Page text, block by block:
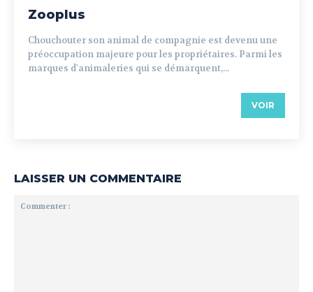
Zooplus
Chouchouter son animal de compagnie est devenu une
préoccupation majeure pour les propriétaires. Parmi les
marques d'animaleries qui se démarquent,...
VOIR
LAISSER UN COMMENTAIRE